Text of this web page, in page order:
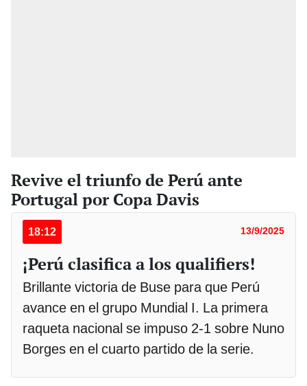
Revive el triunfo de Perú ante
Portugal por Copa Davis
18:12 13/9/2025
¡Perú clasifica a los qualifiers!
Brillante victoria de Buse para que Perú
avance en el grupo Mundial I. La primera
raqueta nacional se impuso 2-1 sobre Nuno
Borges en el cuarto partido de la serie.